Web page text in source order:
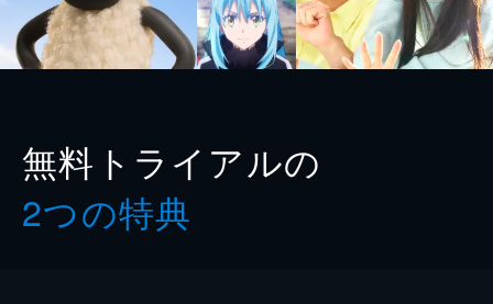
無料トライアルの
2つの特典